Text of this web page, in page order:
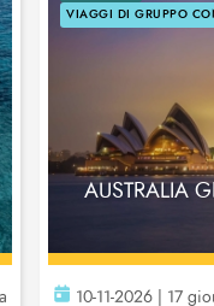
VIAGGI DI GRUPPO
AUSTRALIA
10-11-2026 | 17